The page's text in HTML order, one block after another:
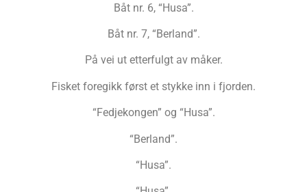
Båt nr. 6, “Husa”.
Båt nr. 7, “Berland”.
På vei ut etterfulgt av måker.
Fisket foregikk først et stykke inn i fjorden.
“Fedjekongen” og “Husa”.
“Berland”.
“Husa”.